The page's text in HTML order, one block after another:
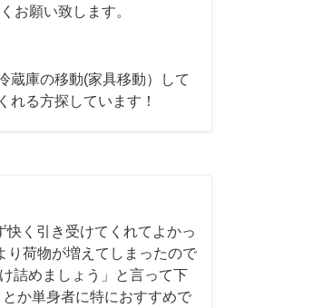
お願い致します。
蔵庫の移動(家具移動）して
くれる方探しています！
く引き受けてくれてよかっ
り荷物が増えてしまったので
詰めましょう」と言って下
か単身者に特におすすめで